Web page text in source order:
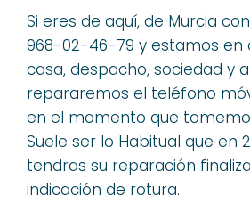
Si eres de aquí, de Murcia
968-02-46-79 y estamos en
casa, despacho, sociedad y
repararemos el teléfono
en el momento que
Suele ser lo Habitual que en
tendras su reparación
indicación de rotura.